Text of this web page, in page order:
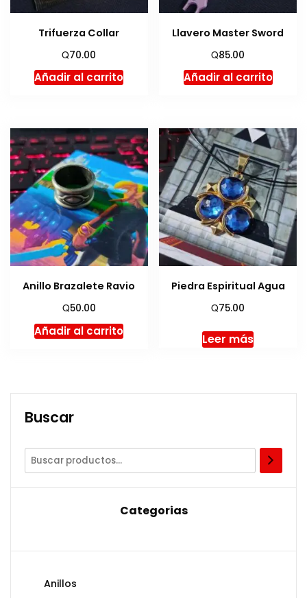
Trifuerza Collar
Q70.00
Añadir al carrito
Llavero Master Sword
Q85.00
Añadir al carrito
Anillo Brazalete Ravio
Q50.00
Añadir al carrito
Piedra Espiritual Agua
Q75.00
Leer más
Buscar
Categorias
Anillos